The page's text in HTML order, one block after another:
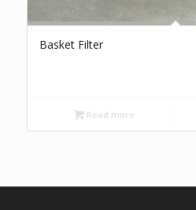
Basket Filter
Read more